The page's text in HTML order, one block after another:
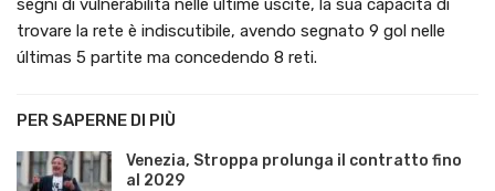
segni di vulnerabilità nelle ultime uscite, la sua capacità di
trovare la rete è indiscutibile, avendo segnato 9 gol nelle
últimas 5 partite ma concedendo 8 reti.
PER SAPERNE DI PIÙ
Venezia, Stroppa prolunga il contratto fino
al 2029